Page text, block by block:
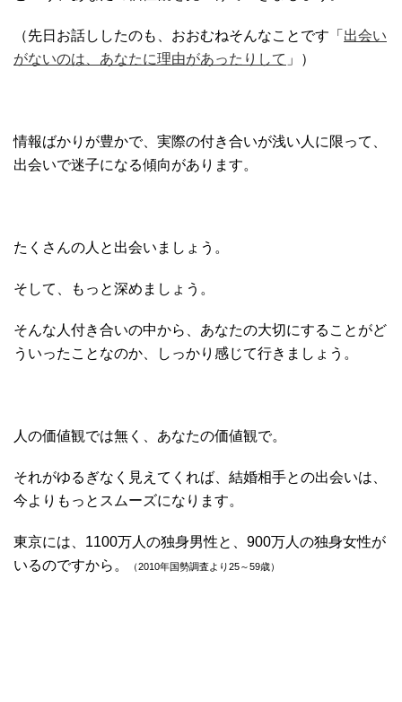
（先日お話ししたのも、おおむねそんなことです「 出会い
がないのは、あなたに理由があったりして 」）
情報ばかりが豊かで、実際の付き合いが浅い人に限って、
出会いで迷子になる傾向があります。
たくさんの人と出会いましょう。
そして、もっと深めましょう。
そんな人付き合いの中から、あなたの大切にすることがど
ういったことなのか、しっかり感じて行きましょう。
人の価値観では無く、あなたの価値観で。
それがゆるぎなく見えてくれば、結婚相手との出会いは、
今よりもっとスムーズになります。
東京には、1100万人の独身男性と、900万人の独身女性が
いるのですから。
（2010年国勢調査より25～59歳）